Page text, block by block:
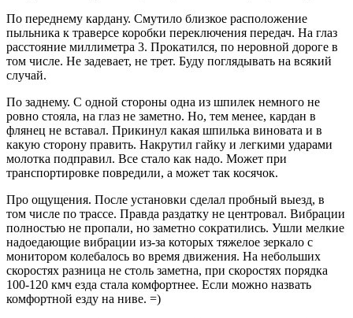
По переднему кардану. Смутило близкое расположение
пыльника к траверсе коробки переключения передач. На глаз
расстояние миллиметра 3. Прокатился, по неровной дороге в
том числе. Не задевает, не трет. Буду поглядывать на всякий
случай.
По заднему. С одной стороны одна из шпилек немного не
ровно стояла, на глаз не заметно. Но, тем менее, кардан в
флянец не вставал. Прикинул какая шпилька виновата и в
какую сторону править. Накрутил гайку и легкими ударами
молотка подправил. Все стало как надо. Может при
транспортировке повредили, а может так косячок.
Про ощущения. После установки сделал пробный выезд, в
том числе по трассе. Правда раздатку не центровал. Вибрации
полностью не пропали, но заметно сократились. Ушли мелкие
надоедающие вибрации из-за которых тяжелое зеркало с
монитором колебалось во время движения. На небольших
скоростях разница не столь заметна, при скоростях порядка
100-120 кмч езда стала комфортнее. Если можно назвать
комфортной езду на ниве. =)